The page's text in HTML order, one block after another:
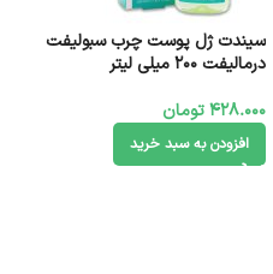
سیندت ژل پوست چرب سبولیفت
درمالیفت ۲۰۰ میلی لیتر
428.000تومان
افزودن به سبد خرید